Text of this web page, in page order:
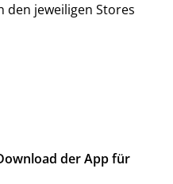
den jeweiligen Stores
der App für